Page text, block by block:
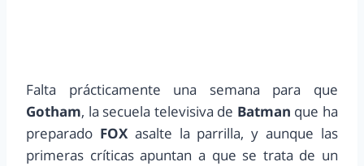
Falta prácticamente una semana para que
Gotham, la secuela televisiva de Batman que ha
preparado FOX asalte la parrilla, y aunque las
primeras críticas apuntan a que se trata de un